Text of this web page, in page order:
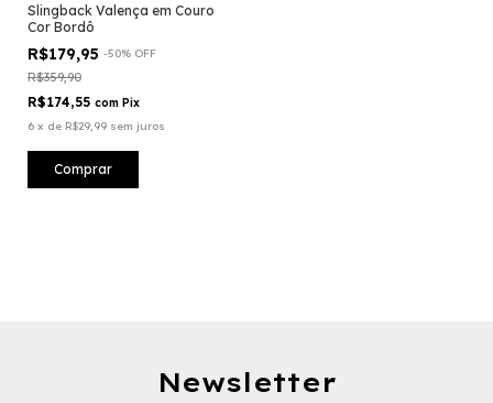
Slingback Valença em Couro
Cor Bordô
R$179,95 -50% OFF
R$359,90
R$174,55 com Pix
6 x de R$29,99 sem juros
Comprar
Newsletter